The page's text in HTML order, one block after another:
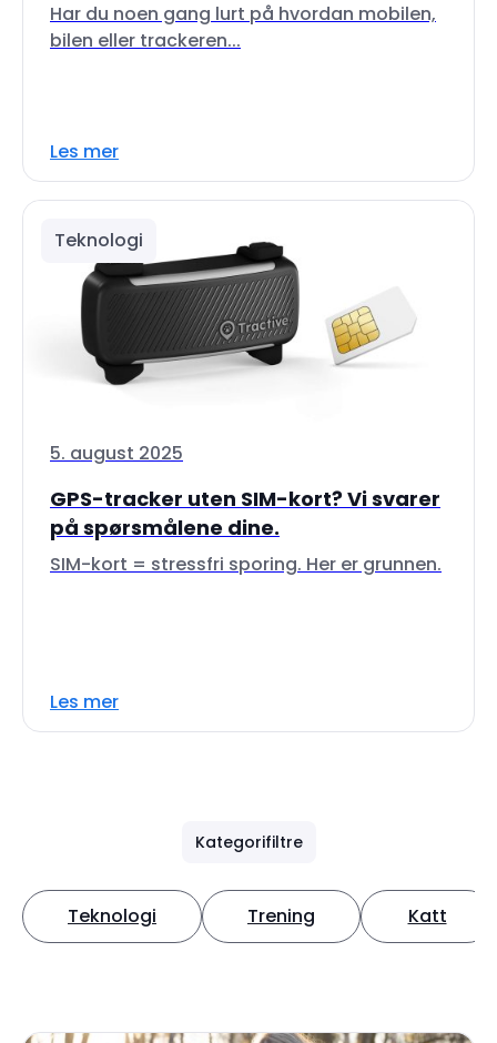
Har du noen gang lurt på hvordan mobilen,
bilen eller trackeren...
Les mer
Teknologi
5. august 2025
GPS-tracker uten SIM-kort? Vi svarer
på spørsmålene dine.
SIM-kort = stressfri sporing. Her er grunnen.
Les mer
Kategorifiltre
Teknologi Trening Katt